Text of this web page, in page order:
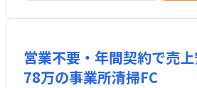
営業不要・年間契約で売
78万の事業所清掃FC